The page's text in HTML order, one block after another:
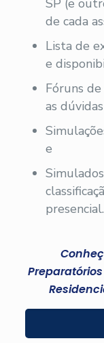
SP (e
de cada
Lista de
e
Fóruns
as
e
presencial.